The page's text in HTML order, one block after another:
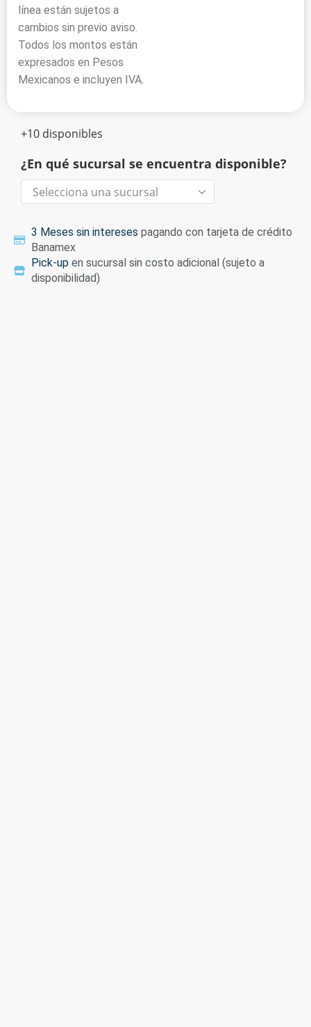
línea están sujetos a
cambios sin previo aviso.
Todos los montos están
expresados en Pesos
Mexicanos e incluyen IVA.
+10 disponibles
¿En qué sucursal se encuentra disponible?
3 Meses sin intereses pagando con tarjeta de crédito
Banamex
Pick-up en sucursal sin costo adicional (sujeto a
disponibilidad)